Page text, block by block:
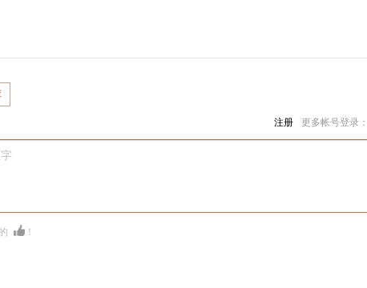
注册 更多帐号登录：
！